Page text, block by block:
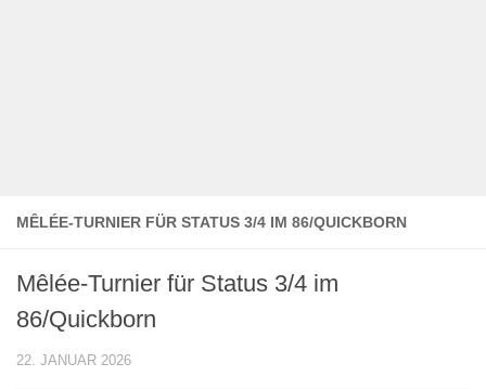
MÊLÉE-TURNIER FÜR STATUS 3/4 IM 86/QUICKBORN
Mêlée-Turnier für Status 3/4 im
86/Quickborn
22. JANUAR 2026